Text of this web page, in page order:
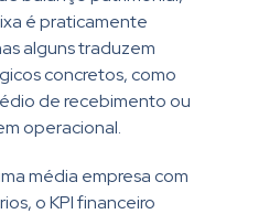
é praticamente
alguns traduzem
concretos, como
de recebimento ou
operacional.
média empresa com
o KPI financeiro